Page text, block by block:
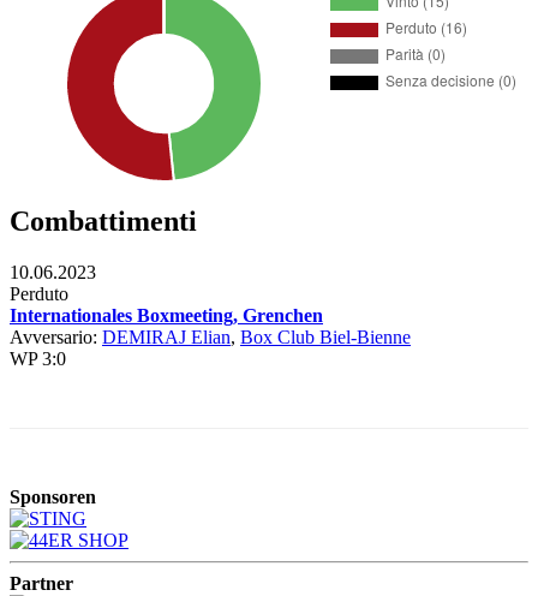
Combattimenti
10.06.2023
Perduto
Internationales Boxmeeting, Grenchen
Avversario: DEMIRAJ Elian, Box Club Biel-Bienne
WP 3:0
Sponsoren
Partner